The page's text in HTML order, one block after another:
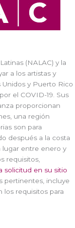
(NALAC) y la
a los artistas y
Unidos y Puerto Rico
el COVID-19. Sus
proporcionan
una región
son para
después a la costa
lugar entre enero y
requisitos,
solicitud en su sitio
pertinentes, incluye
los requisitos para